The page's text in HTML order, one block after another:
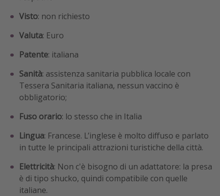
Visto: non richiesto
Valuta: Euro
Patente: italiana
Sanità: assistenza sanitaria pubblica locale con
Tessera Sanitaria italiana, nessun vaccino è
obbligatorio;
Fuso orario: lo stesso che in Italia
Lingua: Francese. L’inglese è molto diffuso e parlato
in tutte le principali attrazioni turistiche della città.
Elettricità: Non c'è bisogno di un adattatore: la presa
è di tipo shucko, quindi compatibile con quelle
italiane.